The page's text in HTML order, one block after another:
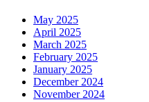
May 2025
April 2025
March 2025
February 2025
January 2025
December 2024
November 2024